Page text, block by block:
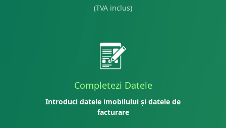
(TVA inclus)
Completezi Datele
Introduci datele imobilului și datele de
facturare